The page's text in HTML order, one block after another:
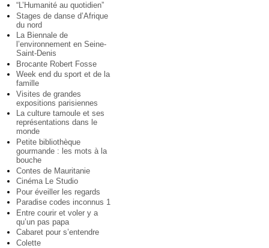
“L’Humanité au quotidien”
Stages de danse d’Afrique
du nord
La Biennale de
l’environnement en Seine-
Saint-Denis
Brocante Robert Fosse
Week end du sport et de la
famille
Visites de grandes
expositions parisiennes
La culture tamoule et ses
représentations dans le
monde
Petite bibliothèque
gourmande : les mots à la
bouche
Contes de Mauritanie
Cinéma Le Studio
Pour éveiller les regards
Paradise codes inconnus 1
Entre courir et voler y a
qu’un pas papa
Cabaret pour s’entendre
Colette